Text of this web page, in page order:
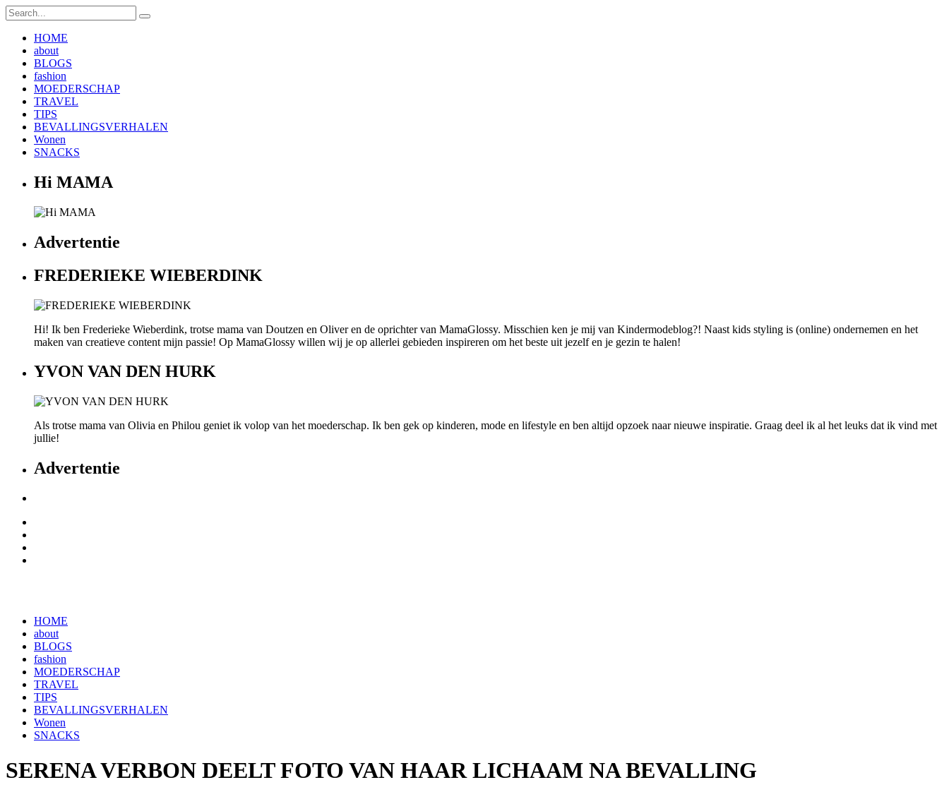
HOME
about
BLOGS
fashion
MOEDERSCHAP
TRAVEL
TIPS
BEVALLINGSVERHALEN
Wonen
SNACKS
Hi MAMA
Advertentie
FREDERIEKE WIEBERDINK
Hi! Ik ben Frederieke Wieberdink, trotse mama van Doutzen en Oliver en de oprichter van MamaGlossy. Misschien ken je mij van Kindermodeblog?! Naast kids styling is (online) ondernemen en het
maken van creatieve content mijn passie! Op MamaGlossy willen wij je op allerlei gebieden inspireren om het beste uit jezelf en je gezin te halen!
YVON VAN DEN HURK
Als trotse mama van Olivia en Philou geniet ik volop van het moederschap. Ik ben gek op kinderen, mode en lifestyle en ben altijd opzoek naar nieuwe inspiratie. Graag deel ik al het leuks dat ik vind met
jullie!
Advertentie
HOME
about
BLOGS
fashion
MOEDERSCHAP
TRAVEL
TIPS
BEVALLINGSVERHALEN
Wonen
SNACKS
SERENA VERBON DEELT FOTO VAN HAAR LICHAAM NA BEVALLING